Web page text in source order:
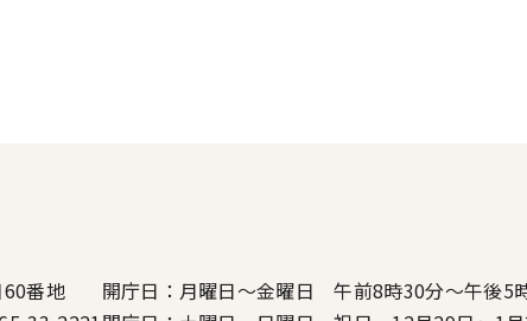
番地
開庁日：月曜日～金曜日 午前8時30分～午後5